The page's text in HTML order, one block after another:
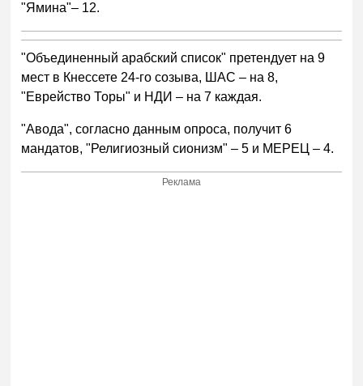
"Ямина"– 12.
"Объединенный арабский список" претендует на 9
мест в Кнессете 24-го созыва, ШАС – на 8,
"Еврейство Торы" и НДИ – на 7 каждая.
"Авода", согласно данным опроса, получит 6
мандатов, "Религиозный сионизм" – 5 и МЕРЕЦ – 4.
Реклама